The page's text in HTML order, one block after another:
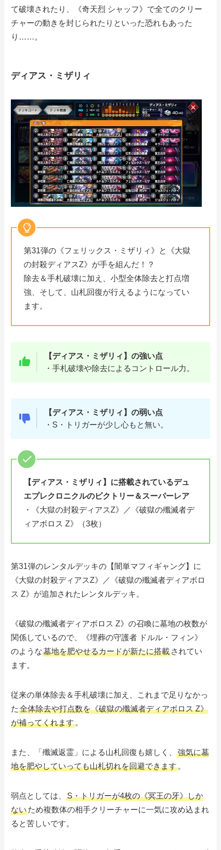
て破壊されたり、《奇天烈 シャッフ》で全てのクリー
チャーの動きを封じられたりといった恐れもあった
り……。
ディアス・ミザリィ
第31弾の《フェリックス・ミザリィ》と《大獄
の封殺ディアスZ》が手を組んだ！？
除去＆手札破壊に加え、小型全体除去と打点増
強、そして、山札回復が行えるようになってい
ます。
【ディアス・ミザリィ】の強い点
・手札破壊や除去によるコントロール力。
【ディアス・ミザリィ 】の弱い点
・S・トリガーが少し心もと無い。
【ディアス・ミザリィ 】に搭載されているデュ
エプレクロニクルのビクトリー＆スーパーレア
・《大獄の封殺ディアスZ》／《破獄の殲滅者デ
ィアボロス Z》（3枚）
第31弾のレンタルデッキの【闇単マフィギャング】に
《大獄の封殺ディアスZ》／《破獄の殲滅者ディアボロ
ス Z》が追加されたレンタルデッキ。
《破獄の殲滅者ディアボロス Z》の召喚に墓地の枚数が
関係しているので、《埋葬の守護者 ドルル・フィン》
のような墓地を肥やせるカードが新たに搭載 されてい
ます。
従来の単体除去＆手札破壊に加え、これまで足りなかっ
た全体除去や打点数を《破獄の殲滅者ディアボロス Z》
が補ってくれます 。
また、「殲滅返霊」による山札回復も嬉しく、強気に墓
地を肥やしていっても山札切れを回避できます 。
弱点としては、S・トリガーが4枚の《冥王の牙》しか
ないため複数体の相手クリーチャーに一気に攻め込まれ
ると苦しいです。